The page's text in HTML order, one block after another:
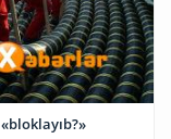
Gürcüstan Azərbaycanın nəhəng layihəsini «bloklayıb?»